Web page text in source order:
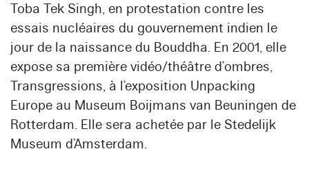
Toba Tek Singh, en protestation contre les
essais nucléaires du gouvernement indien le
jour de la naissance du Bouddha. En 2001, elle
expose sa première vidéo/théâtre d’ombres,
Transgressions, à l’exposition Unpacking
Europe au Museum Boijmans van Beuningen de
Rotterdam. Elle sera achetée par le Stedelijk
Museum d’Amsterdam.